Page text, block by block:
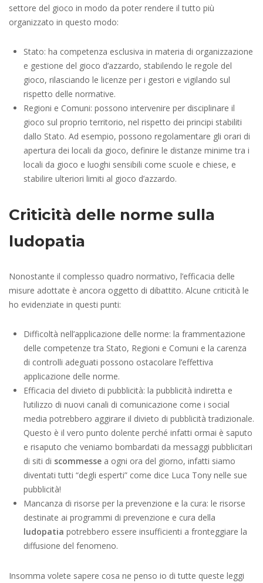
settore del gioco in modo da poter rendere il tutto più
organizzato in questo modo:
Stato: ha competenza esclusiva in materia di organizzazione
e gestione del gioco d’azzardo, stabilendo le regole del
gioco, rilasciando le licenze per i gestori e vigilando sul
rispetto delle normative.
Regioni e Comuni: possono intervenire per disciplinare il
gioco sul proprio territorio, nel rispetto dei principi stabiliti
dallo Stato. Ad esempio, possono regolamentare gli orari di
apertura dei locali da gioco, definire le distanze minime tra i
locali da gioco e luoghi sensibili come scuole e chiese, e
stabilire ulteriori limiti al gioco d’azzardo.
Criticità delle norme sulla
ludopatia
Nonostante il complesso quadro normativo, l’efficacia delle
misure adottate è ancora oggetto di dibattito. Alcune criticità le
ho evidenziate in questi punti:
Difficoltà nell’applicazione delle norme: la frammentazione
delle competenze tra Stato, Regioni e Comuni e la carenza
di controlli adeguati possono ostacolare l’effettiva
applicazione delle norme.
Efficacia del divieto di pubblicità: la pubblicità indiretta e
l’utilizzo di nuovi canali di comunicazione come i social
media potrebbero aggirare il divieto di pubblicità tradizionale.
Questo è il vero punto dolente perché infatti ormai è saputo
e risaputo che veniamo bombardati da messaggi pubblicitari
di siti di scommesse a ogni ora del giorno, infatti siamo
diventati tutti “degli esperti” come dice Luca Tony nelle sue
pubblicità!
Mancanza di risorse per la prevenzione e la cura: le risorse
destinate ai programmi di prevenzione e cura della
ludopatia potrebbero essere insufficienti a fronteggiare la
diffusione del fenomeno.
Insomma volete sapere cosa ne penso io di tutte queste leggi